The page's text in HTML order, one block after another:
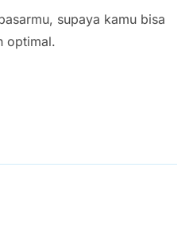
supaya kamu bisa
optimal.